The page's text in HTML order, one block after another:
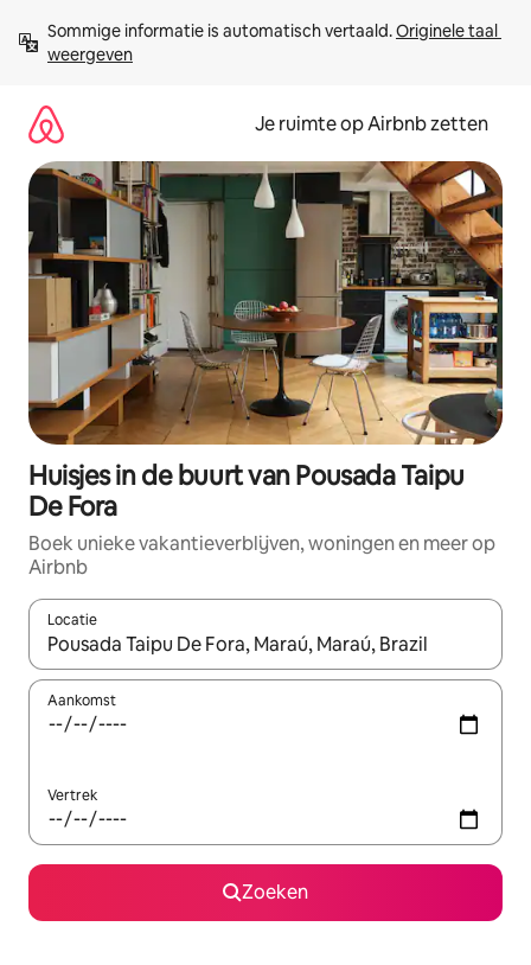
direct
naar
Sommige informatie is automatisch vertaald. Originele taal
weergeven
Je ruimte op Airbnb zetten
Huisjes in de buurt van Pousada Taipu
De Fora
Boek unieke vakantieverblijven, woningen en meer op
Airbnb
Locatie
Wanneer er suggesties beschikbaar zijn, maak je een keuze
Aankomst
Vertrek
Zoeken